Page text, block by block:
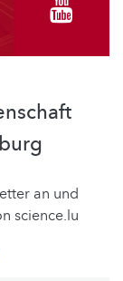
an und
science.lu